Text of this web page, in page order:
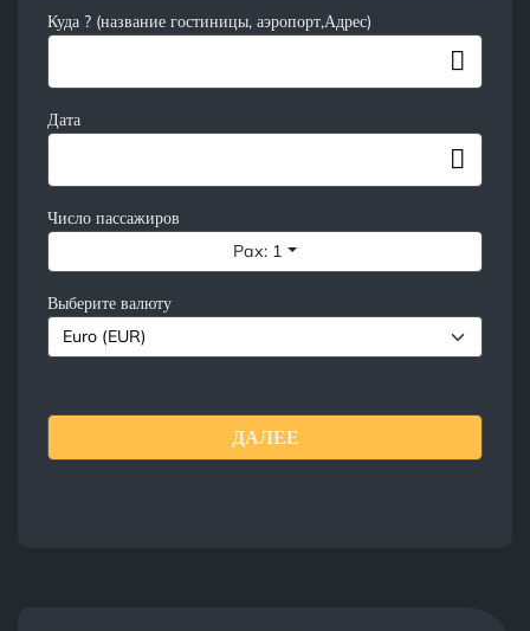
Куда ? (название гостиницы, аэропорт,Адрес)
Дата
Число пассажиров
Pax: 1
Выберите валюту
ДАЛЕЕ